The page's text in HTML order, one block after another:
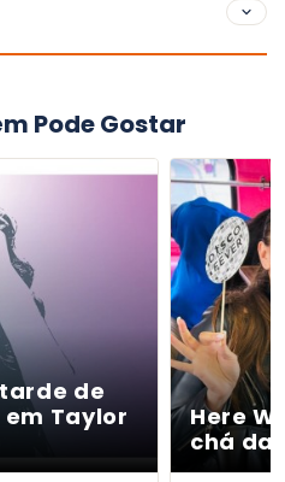
Pode Gostar
de
Taylor
Here
chá da